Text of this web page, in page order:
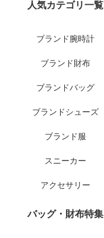
人気カテゴリ一覧
ブランド腕時計
ブランド財布
ブランドバッグ
ブランドシューズ
ブランド服
スニーカー
アクセサリー
バッグ・財布特集